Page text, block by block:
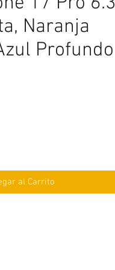
Naranja
Profundo
al Carrito